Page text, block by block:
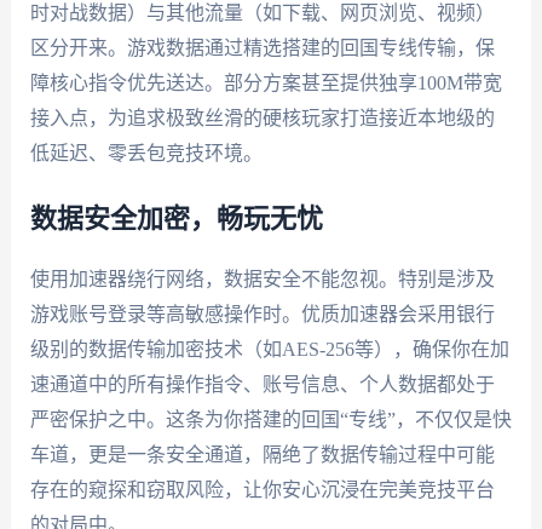
时对战数据）与其他流量（如下载、网页浏览、视频）
区分开来。游戏数据通过精选搭建的回国专线传输，保
障核心指令优先送达。部分方案甚至提供独享100M带宽
接入点，为追求极致丝滑的硬核玩家打造接近本地级的
低延迟、零丢包竞技环境。
数据安全加密，畅玩无忧
使用加速器绕行网络，数据安全不能忽视。特别是涉及
游戏账号登录等高敏感操作时。优质加速器会采用银行
级别的数据传输加密技术（如AES-256等），确保你在加
速通道中的所有操作指令、账号信息、个人数据都处于
严密保护之中。这条为你搭建的回国“专线”，不仅仅是快
车道，更是一条安全通道，隔绝了数据传输过程中可能
存在的窥探和窃取风险，让你安心沉浸在完美竞技平台